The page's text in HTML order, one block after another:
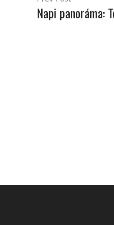
Napi panoráma: